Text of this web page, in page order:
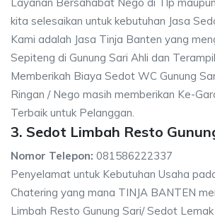
kita selesaikan untuk kebutuhan Jasa
Kami adalah Jasa Tinja Banten yang
Sepiteng di Gunung Sari Ahli dan
Memberikah Biaya Sedot WC Gunung
Ringan / Nego masih memberikan Ke-
Terbaik untuk Pelanggan.
3. Sedot Limbah Resto
Nomor Telepon: 081586222337
Penyelamat untuk Kebutuhan Usaha
Chatering yang mana TINJA BANTEN
Limbah Resto Gunung Sari/ Sedot